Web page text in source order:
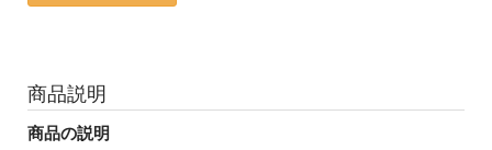
商品説明
商品の説明